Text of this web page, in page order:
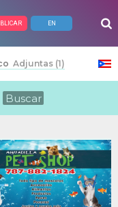
EN
Adjuntas (1)